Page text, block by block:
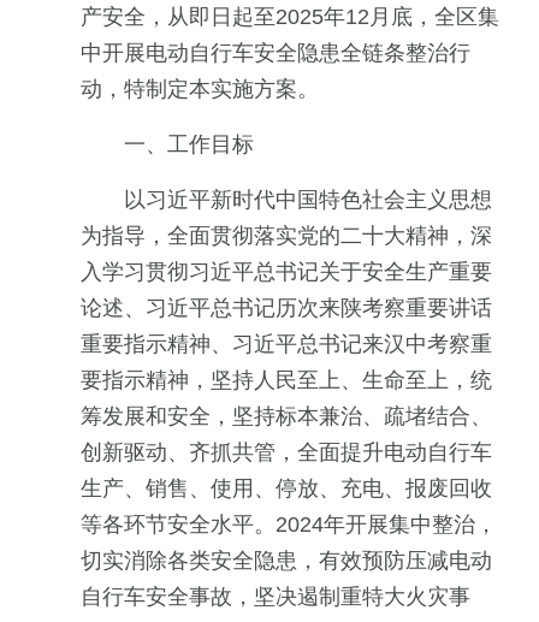
产安全，从即日起至2025年12月底，全区集
中开展电动自行车安全隐患全链条整治行
动，特制定本实施方案。
一、工作目标
以习近平新时代中国特色社会主义思想
为指导，全面贯彻落实党的二十大精神，深
入学习贯彻习近平总书记关于安全生产重要
论述、习近平总书记历次来陕考察重要讲话
重要指示精神、习近平总书记来汉中考察重
要指示精神，坚持人民至上、生命至上，统
筹发展和安全，坚持标本兼治、疏堵结合、
创新驱动、齐抓共管，全面提升电动自行车
生产、销售、使用、停放、充电、报废回收
等各环节安全水平。2024年开展集中整治，
切实消除各类安全隐患，有效预防压减电动
自行车安全事故，坚决遏制重特大火灾事